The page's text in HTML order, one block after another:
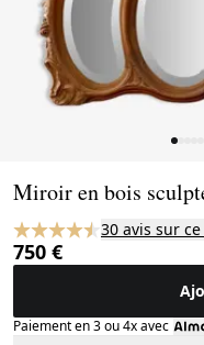
Miroir en bois
30 avis sur
750 €
Paiement en 3 ou 4x avec